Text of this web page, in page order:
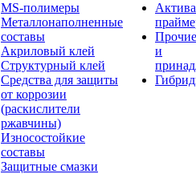
MS-полимеры
Металлонаполненные
составы
Акриловый клей
Структурный клей
Средства для защиты
от коррозии
(раскислители
ржавчины)
Износостойкие
составы
Защитные смазки
и